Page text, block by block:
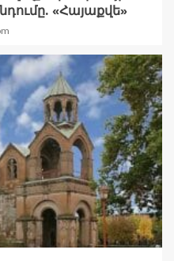
«Հայաքվե»